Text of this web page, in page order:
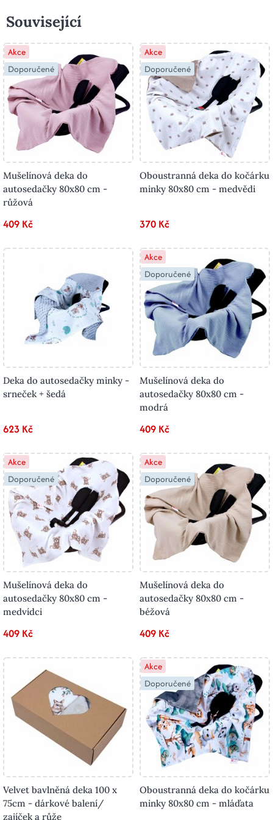
Související
Akce
Doporučené
Mušelínová deka do
autosedačky 80x80 cm -
růžová
409 Kč
Akce
Doporučené
Oboustranná deka do kočárku
minky 80x80 cm - medvědi
370 Kč
Deka do autosedačky minky -
srneček + šedá
623 Kč
Akce
Doporučené
Mušelínová deka do
autosedačky 80x80 cm -
modrá
409 Kč
Akce
Doporučené
Mušelínová deka do
autosedačky 80x80 cm -
medvídci
409 Kč
Akce
Doporučené
Mušelínová deka do
autosedačky 80x80 cm -
béžová
409 Kč
Velvet bavlněná deka 100 x
75cm - dárkové balení/
zajíček a růže
Akce
Doporučené
Oboustranná deka do kočárku
minky 80x80 cm - mláďata